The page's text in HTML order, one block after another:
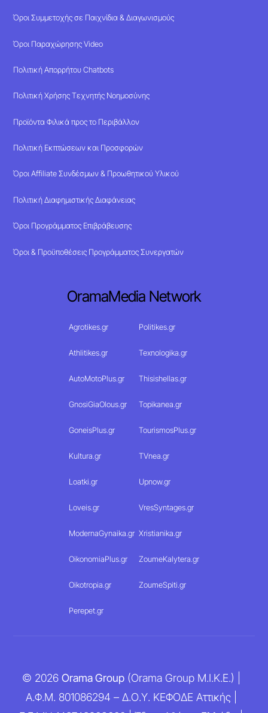
Όροι Συμμετοχής σε Παιχνίδια & Διαγωνισμούς
Όροι Παραχώρησης Video
Πολιτική Απορρήτου Chatbots
Πολιτική Χρήσης Τεχνητής Νοημοσύνης
Προϊόντα Φιλικά προς το Περιβάλλον
Πολιτική Εκπτώσεων και Προσφορών
Όροι Affiliate Συνδέσμων & Προωθητικού Υλικού
Πολιτική Διαφημιστικής Διαφάνειας
Όροι Προγράμματος Επιβράβευσης
Όροι & Προϋποθέσεις Προγράμματος Συνεργατών
OramaMedia Network
Agrotikes.gr Politikes.gr
Athlitikes.gr Texnologika.gr
AutoMotoPlus.gr Thisishellas.gr
GnosiGiaOlous.gr Topikanea.gr
GoneisPlus.gr TourismosPlus.gr
Kultura.gr TVnea.gr
Loatki.gr Upnow.gr
Loveis.gr VresSyntages.gr
ModernaGynaika.gr Xristianika.gr
OikonomiaPlus.gr ZoumeKalytera.gr
Oikotropia.gr ZoumeSpiti.gr
Perepet.gr
© 2026 Orama Group(Orama Group Μ.Ι.Κ.Ε.) |
Α.Φ.Μ. 801086294 – Δ.Ο.Υ. ΚΕΦΟΔΕ Αττικής |